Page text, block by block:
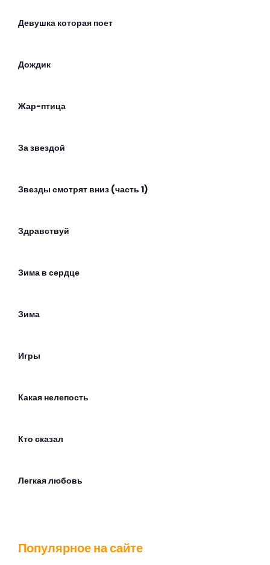
Девушка которая поет
Дождик
Жар-птица
За звездой
Звезды смотрят вниз (часть 1)
Здравствуй
Зима в сердце
Зима
Игры
Какая нелепость
Кто сказал
Легкая любовь
Популярное на сайте